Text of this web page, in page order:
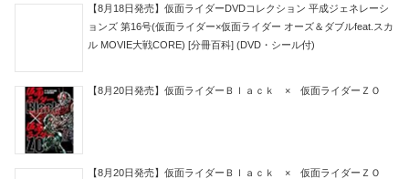
【8月18日発売】仮面ライダーDVDコレクション 平成ジェネレーシ
ョンズ 第16号(仮面ライダー×仮面ライダー オーズ＆ダブルfeat.スカ
ル MOVIE大戦CORE) [分冊百科] (DVD・シール付)
【8月20日発売】仮面ライダーＢｌａｃｋ × 仮面ライダーＺＯ
【8月20日発売】仮面ライダーＢｌａｃｋ × 仮面ライダーＺＯ